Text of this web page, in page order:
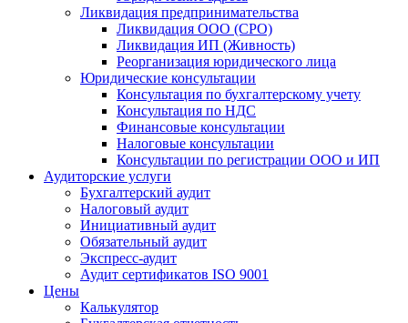
Ликвидация предпринимательства
Ликвидация ООО (СРО)
Ликвидация ИП (Живность)
Реорганизация юридического лица
Юридические консультации
Консультация по бухгалтерскому учету
Консультация по НДС
Финансовые консультации
Налоговые консультации
Консультации по регистрации ООО и ИП
Аудиторские услуги
Бухгалтерский аудит
Налоговый аудит
Инициативный аудит
Обязательный аудит
Экспресс-аудит
Аудит сертификатов ISO 9001
Цены
Калькулятор